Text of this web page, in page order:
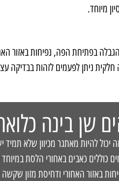
בפתיחת הפה, נפיחות באזור
חלקית ניתן לפעמים לזהות בבדיקה
שן בינה
יכול להיות מאתגר מכיוון שלא תמיד
כוללים כאבים באחורי הלסת
באזור האחורי ודחיסת מזון